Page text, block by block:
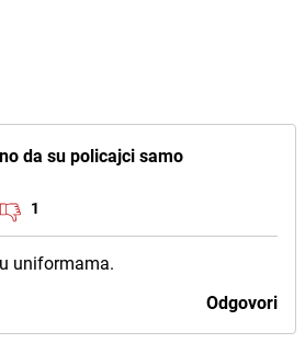
da su policajci samo
1
uniformama.
Odgovori